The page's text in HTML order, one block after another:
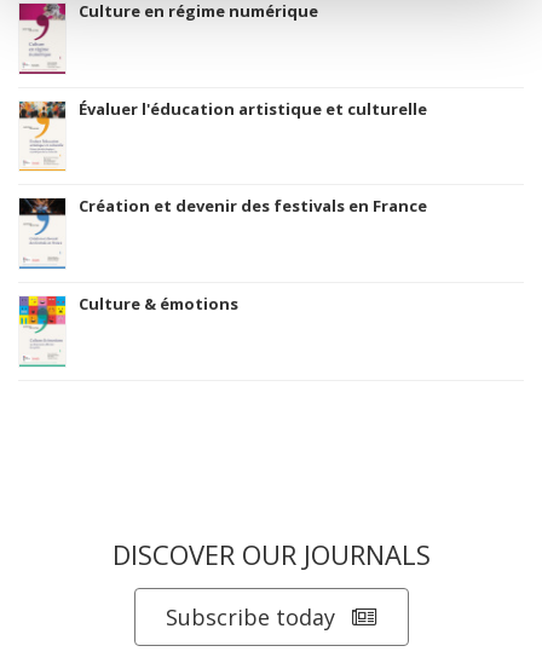
Culture en régime numérique
Évaluer l'éducation artistique et culturelle
Création et devenir des festivals en France
Culture & émotions
DISCOVER OUR JOURNALS
Subscribe today